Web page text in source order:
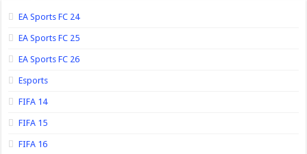
EA Sports FC 24
EA Sports FC 25
EA Sports FC 26
Esports
FIFA 14
FIFA 15
FIFA 16